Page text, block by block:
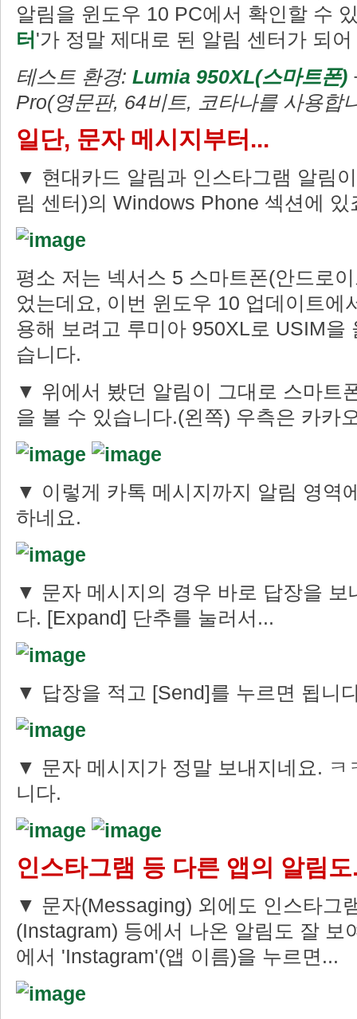
알림을 윈도우 10 PC에서 확인할 수
터 '가 정말 제대로 된 알림 센터가 되
테스트 환경: Lumia 950XL(스마트폰)
Pro(영문판, 64비트, 코타나를 사용합
일단, 문자 메시지부터...
▼ 현대카드 알림과 인스타그램 알림
림 센터)의 Windows Phone 섹션에 있
평소 저는 넥서스 5 스마트폰(안드로
었는데요, 이번 윈도우 10 업데이트에
용해 보려고 루미아 950XL로 USIM을
습니다.
▼ 위에서 봤던 알림이 그대로 스마트
을 볼 수 있습니다.(왼쪽) 우측은 카카
▼ 이렇게 카톡 메시지까지 알림 영역
하네요.
▼ 문자 메시지의 경우 바로 답장을 보
다. [Expand] 단추를 눌러서...
▼ 답장을 적고 [Send]를 누르면 됩니
▼ 문자 메시지가 정말 보내지네요. ㅋ
니다.
인스타그램 등 다른 앱의 알림도
▼ 문자(Messaging) 외에도 인스타그
(Instagram) 등에서 나온 알림도 잘 보
에서 'Instagram'(앱 이름)을 누르면...